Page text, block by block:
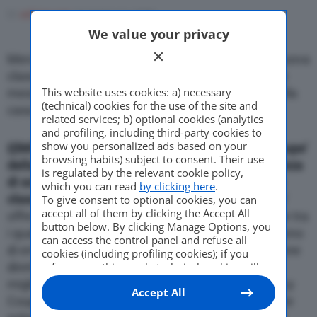
Come Fareadminuser 16 Febbraio 2009
Mercede-Benz scoprira’ la versione coupe’ della nuova
mesi dalla presentazione della berlina classe E della
casa di Stoccarda.
{{IMG_SX}}Mercede-Benz scoprira’ la versione coupe’
della nuova classe E al Salone di Ginevra, a distanza
di solo tre mesi dalla presentazione della berlina
classe E della casa di Stoccarda.La nuova’ coupe’
offre un ampia gamma di innovazioni tecnologiche tra
i quali spiccano gli ammortizzatori adattabili e il freno
di emergenza automatico. Il nuovo diesel a iniezione
diretta combina efficienza e alte performance. Il
miglior esempio di cio’ e’ la E 250 CDI BlueEfficiency
Coupe’, che consuma 5,3 litri ogni 100 Km e emette
We value your privacy
This website uses cookies: a) necessary
(technical) cookies for the use of the site and
related services; b) optional cookies (analytics
and profiling, including third-party cookies to
show you personalized ads based on your
browsing habits) subject to consent. Their use
is regulated by the relevant cookie policy,
which you can read by clicking here.
To give consent to optional cookies, you can
accept all of them by clicking the Accept All
button below. By clicking Manage Options, you
can access the control panel and refuse all
cookies (including profiling cookies); if you
refuse everything, only technical cookies will
be used by default. Here is the list of
providers.
Cookie consent will be stored and applied also
to the other websites of Editoriale Nazionale
Accept All